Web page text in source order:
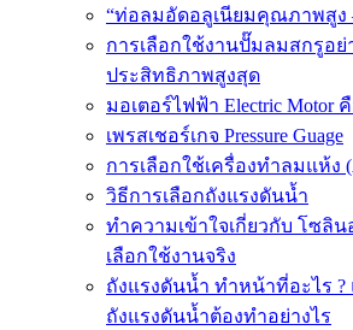
“ท่อลมอัดอลูเนียมคุณภาพสูง
การเลือกใช้งานปั๊มลมสกรูอย่
ประสิทธิภาพสูงสุด
มอเตอร์ไฟฟ้า Electric Motor
เพรสเชอร์เกจ Pressure Guage
การเลือกใช้เครื่องทำลมแห้ง
วิธีการเลือกถังแรงดันน้ำ
ทำความเข้าใจเกี่ยวกับ โซลิ
เลือกใช้งานจริง
ถังแรงดันน้ำ ทำหน้าที่อะไร ?
ถังแรงดันน้ำต้องทำอย่างไร